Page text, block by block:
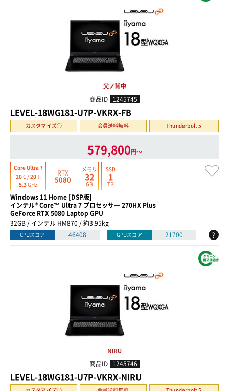
商品ID 1245745
LEVEL-18WG181-U7P-VKRX-FB
カスタマイズ○ 会員送料無料 Thunderbolt 5
579,800円〜
Core Ultra 7
20C /20T
5.3GHz
RTX
5080
メモリ
32
GB
SSD
1
TB
Windows 11 Home [DSP版]
インテル® Core™ Ultra 7 プロセッサー 270HX Plus
GeForce RTX 5080 Laptop GPU
32GB / インテル HM870 / 約3.95kg
CPUスコア 46408 GPUスコア 21700 ?
商品ID 1245746
LEVEL-18WG181-U7P-VKRX-NIRU